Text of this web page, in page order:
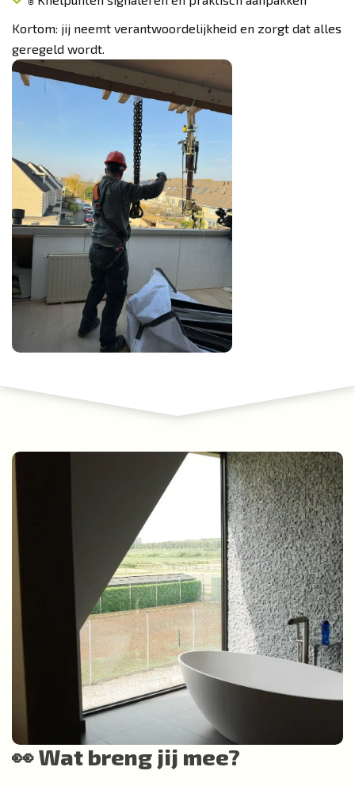
Kortom: jij neemt verantwoordelijkheid en zorgt dat alles
geregeld wordt.
👀 Wat breng jij mee?